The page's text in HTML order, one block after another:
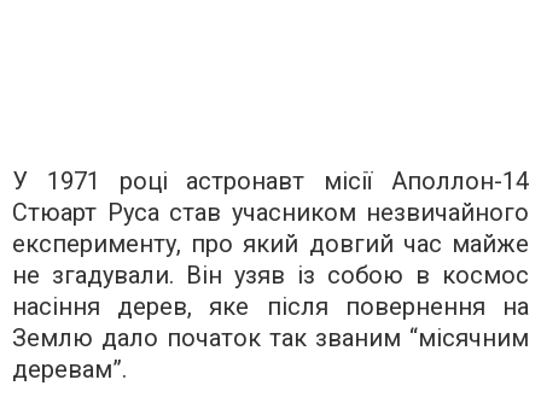
У 1971 році астронавт місії Аполлон-14
Стюарт Руса став учасником незвичайного
експерименту, про який довгий час майже
не згадували. Він узяв із собою в космос
насіння дерев, яке після повернення на
Землю дало початок так званим “місячним
деревам”.